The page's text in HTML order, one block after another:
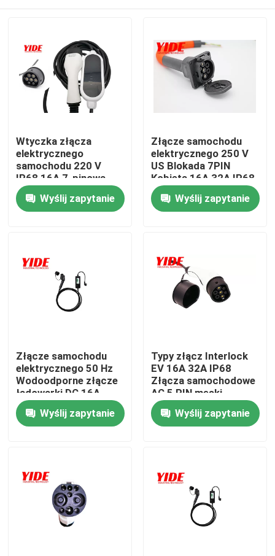
Dom
Łączność
Złącze samochodu elektrycznego
Złącze rowerowe E
Złącze akumulatora Ebike
Złącze akumulatora skutera
Wtyczka złącza
elektrycznego
samochodu 220 V
IP68 16A 7-pinowa
męska odporność na
temperaturę
Wyślij zapytanie
Złącze samochodu
elektrycznego 250 V
US Blokada 7PIN
Kobieta 16A 32A IP68
Wyślij zapytanie
Złącze samochodu
elektrycznego 50 Hz
Wodoodporne złącze
ładowarki DC 16A
Wyślij zapytanie
Typy złącz Interlock
EV 16A 32A IP68
Złącza samochodowe
AC 5 PIN męski
Wyślij zapytanie